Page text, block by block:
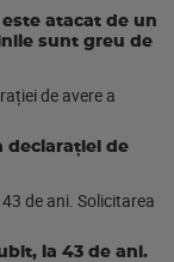
atacat de un
sunt greu de
declarației de
la 43 de ani.